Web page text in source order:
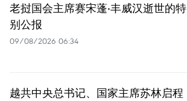
老挝国会主席赛宋蓬·丰威汉逝世的特
别公报
09/08/2026 06:34
越共中央总书记、国家主席苏林启程